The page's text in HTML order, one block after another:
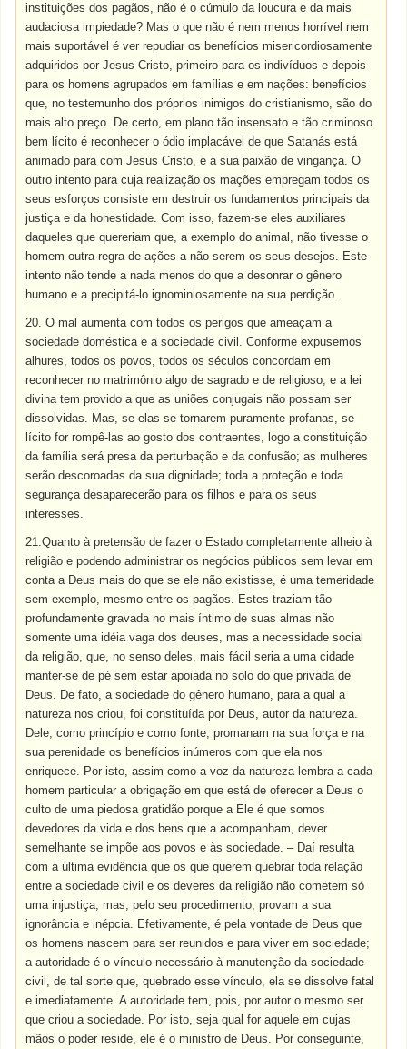
instituições dos pagãos, não é o cúmulo da loucura e da mais
audaciosa impiedade? Mas o que não é nem menos horrível nem
mais suportável é ver repudiar os benefícios misericordiosamente
adquiridos por Jesus Cristo, primeiro para os indivíduos e depois
para os homens agrupados em famílias e em nações: benefícios
que, no testemunho dos próprios inimigos do cristianismo, são do
mais alto preço. De certo, em plano tão insensato e tão criminoso
bem lícito é reconhecer o ódio implacável de que Satanás está
animado para com Jesus Cristo, e a sua paixão de vingança. O
outro intento para cuja realização os mações empregam todos os
seus esforços consiste em destruir os fundamentos principais da
justiça e da honestidade. Com isso, fazem-se eles auxiliares
daqueles que quereriam que, a exemplo do animal, não tivesse o
homem outra regra de ações a não serem os seus desejos. Este
intento não tende a nada menos do que a desonrar o gênero
humano e a precipitá-lo ignominiosamente na sua perdição.
20. O mal aumenta com todos os perigos que ameaçam a
sociedade doméstica e a sociedade civil. Conforme expusemos
alhures, todos os povos, todos os séculos concordam em
reconhecer no matrimônio algo de sagrado e de religioso, e a lei
divina tem provido a que as uniões conjugais não possam ser
dissolvidas. Mas, se elas se tornarem puramente profanas, se
lícito for rompê-las ao gosto dos contraentes, logo a constituição
da família será presa da perturbação e da confusão; as mulheres
serão descoroadas da sua dignidade; toda a proteção e toda
segurança desaparecerão para os filhos e para os seus
interesses.
21.Quanto à pretensão de fazer o Estado completamente alheio à
religião e podendo administrar os negócios públicos sem levar em
conta a Deus mais do que se ele não existisse, é uma temeridade
sem exemplo, mesmo entre os pagãos. Estes traziam tão
profundamente gravada no mais íntimo de suas almas não
somente uma idéia vaga dos deuses, mas a necessidade social
da religião, que, no senso deles, mais fácil seria a uma cidade
manter-se de pé sem estar apoiada no solo do que privada de
Deus. De fato, a sociedade do gênero humano, para a qual a
natureza nos criou, foi constituída por Deus, autor da natureza.
Dele, como princípio e como fonte, promanam na sua força e na
sua perenidade os benefícios inúmeros com que ela nos
enriquece. Por isto, assim como a voz da natureza lembra a cada
homem particular a obrigação em que está de oferecer a Deus o
culto de uma piedosa gratidão porque a Ele é que somos
devedores da vida e dos bens que a acompanham, dever
semelhante se impõe aos povos e às sociedade. – Daí resulta
com a última evidência que os que querem quebrar toda relação
entre a sociedade civil e os deveres da religião não cometem só
uma injustiça, mas, pelo seu procedimento, provam a sua
ignorância e inépcia. Efetivamente, é pela vontade de Deus que
os homens nascem para ser reunidos e para viver em sociedade;
a autoridade é o vínculo necessário à manutenção da sociedade
civil, de tal sorte que, quebrado esse vínculo, ela se dissolve fatal
e imediatamente. A autoridade tem, pois, por autor o mesmo ser
que criou a sociedade. Por isto, seja qual for aquele em cujas
mãos o poder reside, ele é o ministro de Deus. Por conseguinte,